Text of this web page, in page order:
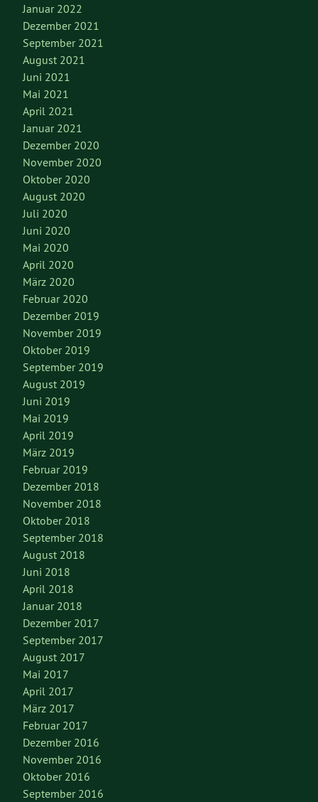
Januar 2022
Dezember 2021
September 2021
August 2021
Juni 2021
Mai 2021
April 2021
Januar 2021
Dezember 2020
November 2020
Oktober 2020
August 2020
Juli 2020
Juni 2020
Mai 2020
April 2020
März 2020
Februar 2020
Dezember 2019
November 2019
Oktober 2019
September 2019
August 2019
Juni 2019
Mai 2019
April 2019
März 2019
Februar 2019
Dezember 2018
November 2018
Oktober 2018
September 2018
August 2018
Juni 2018
April 2018
Januar 2018
Dezember 2017
September 2017
August 2017
Mai 2017
April 2017
März 2017
Februar 2017
Dezember 2016
November 2016
Oktober 2016
September 2016